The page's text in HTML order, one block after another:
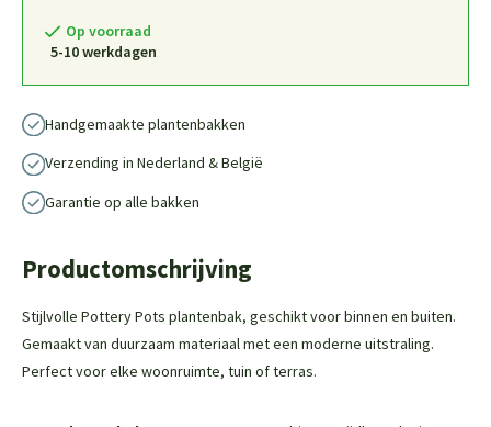
Op voorraad
5-10 werkdagen
Handgemaakte plantenbakken
Verzending in Nederland & België
Garantie op alle bakken
Productomschrijving
Stijlvolle Pottery Pots plantenbak, geschikt voor binnen en buiten.
Gemaakt van duurzaam materiaal met een moderne uitstraling.
Perfect voor elke woonruimte, tuin of terras.